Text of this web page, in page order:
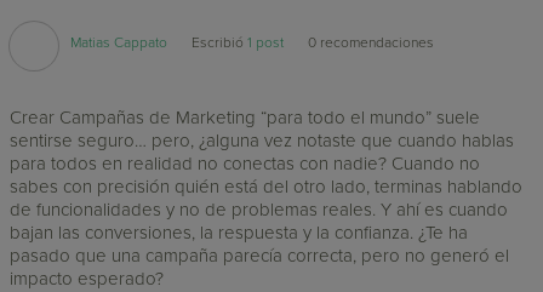
Matias Cappato Escribió1 post 0 recomendaciones
Crear Campañas de Marketing “para todo el mundo” suele
sentirse seguro… pero, ¿alguna vez notaste que cuando hablas
para todos en realidad no conectas con nadie? Cuando no
sabes con precisión quién está del otro lado, terminas hablando
de funcionalidades y no de problemas reales. Y ahí es cuando
bajan las conversiones, la respuesta y la confianza. ¿Te ha
pasado que una campaña parecía correcta, pero no generó el
impacto esperado?